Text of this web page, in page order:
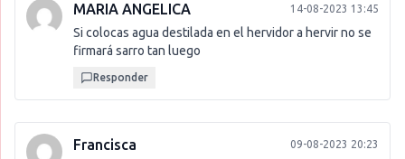
MARIA ANGELICA 14-08-2023 13:45
Si colocas agua destilada en el hervidor a hervir no se
firmará sarro tan luego
Responder
Francisca 09-08-2023 20:23